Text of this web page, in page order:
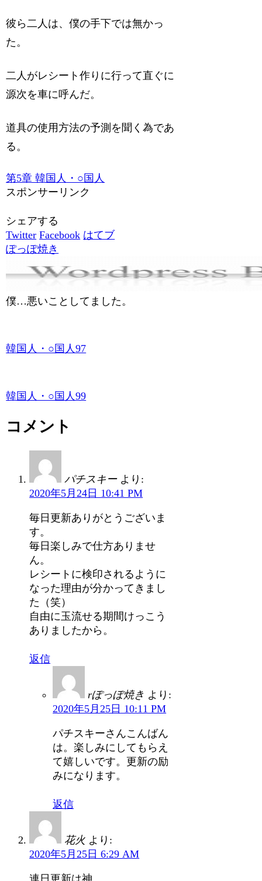
彼ら二人は、僕の手下では無かっ
た。
二人がレシート作りに行って直ぐに
源次を車に呼んだ。
道具の使用方法の予測を聞く為であ
る。
第5章 韓国人・○国人
スポンサーリンク
シェアする
Twitter Facebook はてブ
ぽっぽ焼き
僕…悪いことしてました。
韓国人・○国人97
韓国人・○国人99
コメント
パチスキー より:
2020年5月24日 10:41 PM
毎日更新ありがとうございま
す。
毎日楽しみで仕方ありませ
ん。
レシートに検印されるように
なった理由が分かってきまし
た（笑）
自由に玉流せる期間けっこう
ありましたから。
返信
rぽっぽ焼き より:
2020年5月25日 10:11 PM
パチスキーさんこんばん
は。楽しみにしてもらえ
て嬉しいです。更新の励
みになります。
返信
花火 より:
2020年5月25日 6:29 AM